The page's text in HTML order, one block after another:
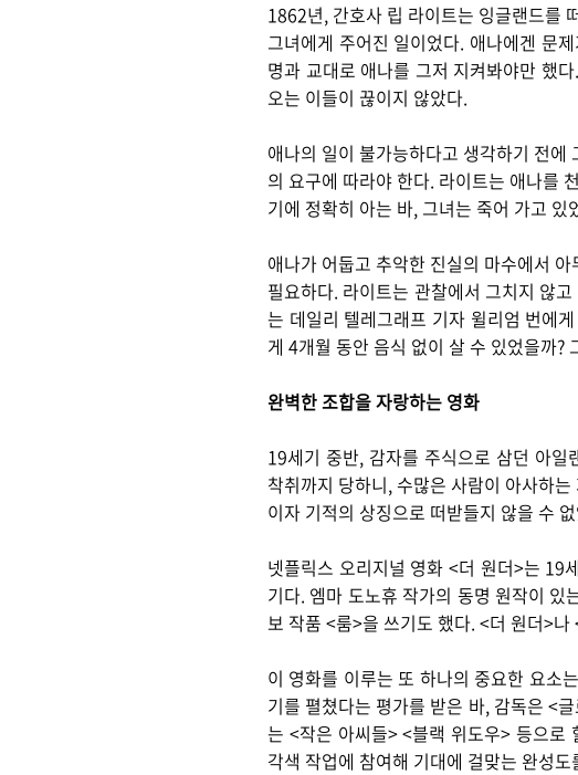
1862년, 간호사 립 라이트는 잉글랜드를
그녀에게 주어진 일이었다. 애나에겐 문
명과 교대로 애나를 그저 지켜봐야만 했
오는 이들이 끊이지 않았다.
애나의 일이 불가능하다고 생각하기 전
의 요구에 따라야 한다. 라이트는 애나를
기에 정확히 아는 바, 그녀는 죽어 가고
애나가 어둡고 추악한 진실의 마수에서
필요하다. 라이트는 관찰에서 그치지 않
는 데일리 텔레그래프 기자 윌리엄 번에
게 4개월 동안 음식 없이 살 수 있었을까?
완벽한 조합을 자랑하는 영화
19세기 중반, 감자를 주식으로 삼던 아일
착취까지 당하니, 수많은 사람이 아사하
이자 기적의 상징으로 떠받들지 않을 수
넷플릭스 오리지널 영화 <더 원더>는 19
기다. 엠마 도노휴 작가의 동명 원작이
보 작품 <룸>을 쓰기도 했다. <더 원더>
이 영화를 이루는 또 하나의 중요한 요소
기를 펼쳤다는 평가를 받은 바, 감독은 <
는 <작은 아씨들> <블랙 위도우> 등으로
각색 작업에 참여해 기대에 걸맞는 완성